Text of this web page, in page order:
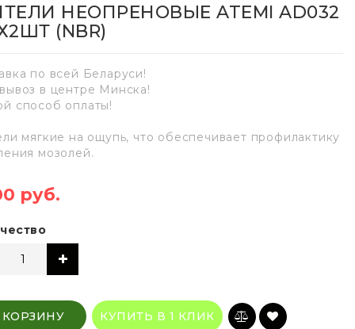
НЕОПРЕНОВЫЕ ATEMI AD032
(NBR)
по всей Беларуси!
в центре Минска!
способ оплаты!
мягкие на ощупь, что обеспечивает профилактику
мозолей.
руб.
КОРЗИНУ КУПИТЬ В 1 КЛИК